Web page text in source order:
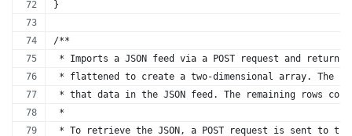
}
/**
* Imports a JSON feed via a POST request and
* flattened to create a two-dimensional array. The
* that data in the JSON feed. The remaining rows
*
* To retrieve the JSON, a POST request is sent to